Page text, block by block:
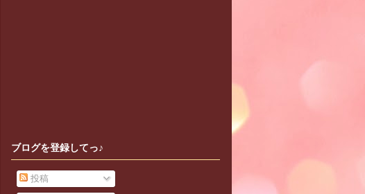
ブログを登録してっ♪
投稿